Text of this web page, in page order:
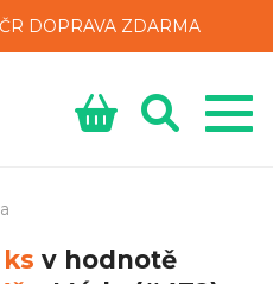
DOPRAVA ZDARMA
ks v hodnotě